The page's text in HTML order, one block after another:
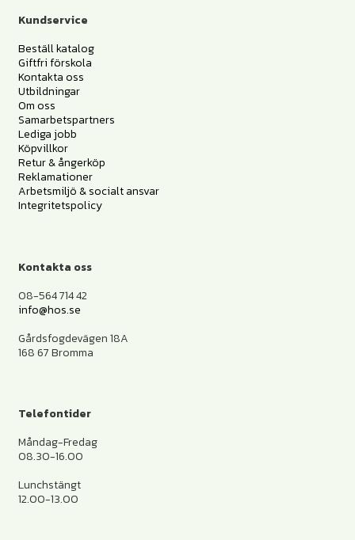
Kundservice
Beställ katalog
Giftfri förskola
Kontakta oss
Utbildningar
Om oss
Samarbetspartners
Lediga jobb
Köpvillkor
Retur & ångerköp
Reklamationer
Arbetsmiljö & socialt ansvar
Integritetspolicy
Kontakta oss
08-564 714 42
info@hos.se
Gårdsfogdevägen 18A
168 67 Bromma
Telefontider
Måndag-Fredag
08.30-16.00
Lunchstängt
12.00-13.00